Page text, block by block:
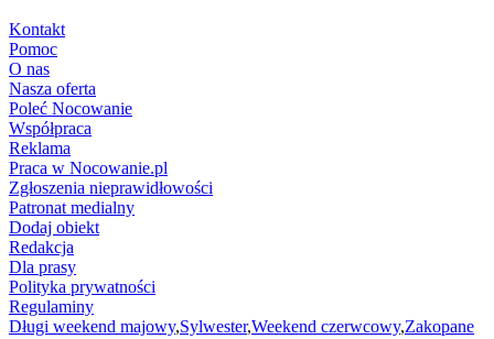
Kontakt
Pomoc
O nas
Nasza oferta
Poleć Nocowanie
Współpraca
Reklama
Praca w Nocowanie.pl
Zgłoszenia nieprawidłowości
Patronat medialny
Dodaj obiekt
Redakcja
Dla prasy
Polityka prywatności
Regulaminy
Długi weekend majowy,Sylwester,Weekend czerwcowy,Zakopane